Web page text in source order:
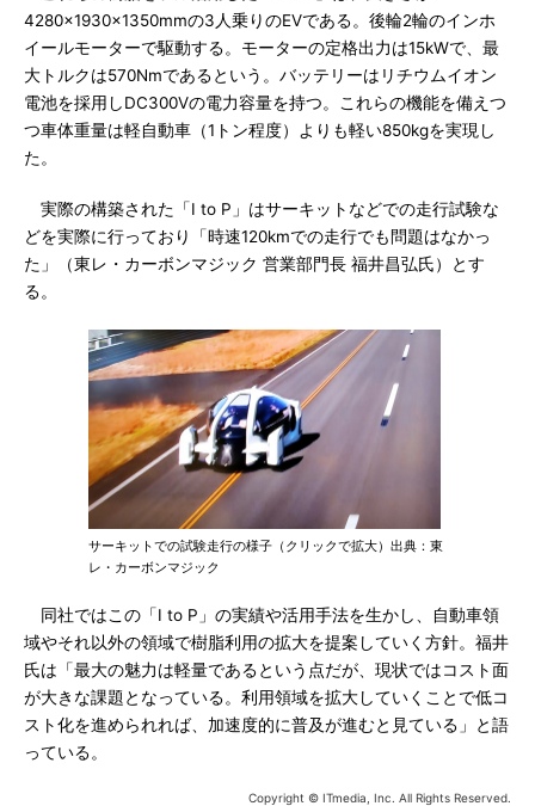
4280×1930×1350mmの3人乗りのEVである。後輪2輪のインホ
イールモーターで駆動する。モーターの定格出力は15kWで、最
大トルクは570Nmであるという。バッテリーはリチウムイオン
電池を採用しDC300Vの電力容量を持つ。これらの機能を備えつ
つ車体重量は軽自動車（1トン程度）よりも軽い850kgを実現し
た。
実際の構築された「I to P」はサーキットなどでの走行試験な
どを実際に行っており「時速120kmでの走行でも問題はなかっ
た」（東レ・カーボンマジック 営業部門長 福井昌弘氏）とす
る。
サーキットでの試験走行の様子（クリックで拡大）出典：東
レ・カーボンマジック
同社ではこの「I to P」の実績や活用手法を生かし、自動車領
域やそれ以外の領域で樹脂利用の拡大を提案していく方針。福井
氏は「最大の魅力は軽量であるという点だが、現状ではコスト面
が大きな課題となっている。利用領域を拡大していくことで低コ
スト化を進められれば、加速度的に普及が進むと見ている」と語
っている。
Copyright © ITmedia, Inc. All Rights Reserved.